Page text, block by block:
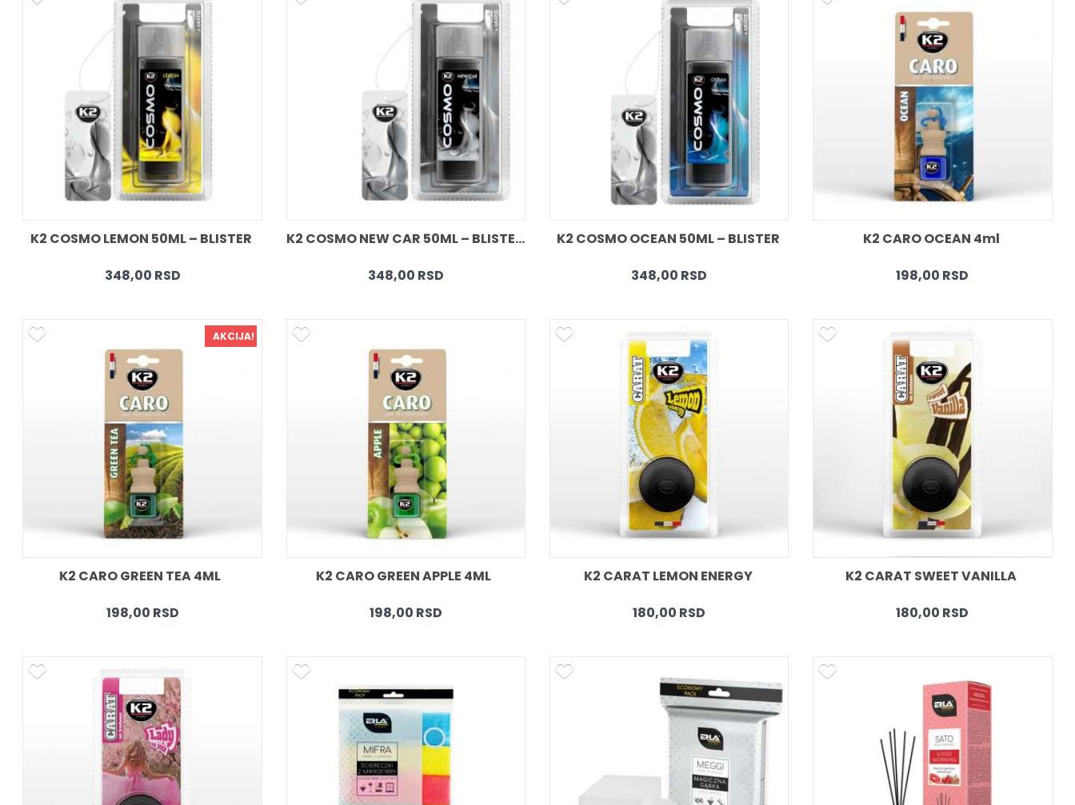
K2 COSMO LEMON 50ML – BLISTER
348,00 RSD
K2 COSMO NEW CAR 50ML – BLISTER
348,00 RSD
K2 COSMO OCEAN 50ML – BLISTER
348,00 RSD
K2 CARO OCEAN 4ml
198,00 RSD
AKCIJA!
K2 CARO GREEN TEA 4ML
198,00 RSD
K2 CARO GREEN APPLE 4ML
198,00 RSD
K2 CARAT LEMON ENERGY
180,00 RSD
K2 CARAT SWEET VANILLA
180,00 RSD